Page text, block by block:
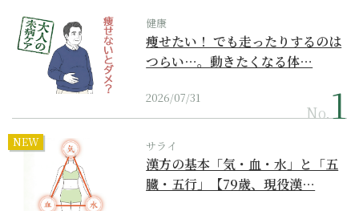
健康
痩せたい！ でも走ったりするのは
つらい…。動きたくなる体…
2026/07/31
No.
NEW サライ
漢方の基本「気・血・水」と「五
臓・五行」【79歳、現役漢…